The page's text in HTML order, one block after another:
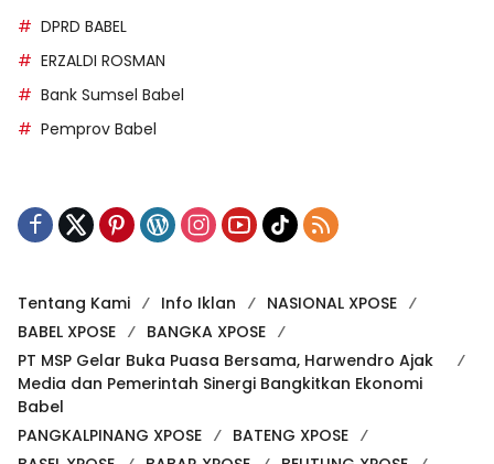
DPRD BABEL
ERZALDI ROSMAN
Bank Sumsel Babel
Pemprov Babel
Tentang Kami Info Iklan
NASIONAL XPOSE
BABEL XPOSE
BANGKA XPOSE
PT MSP Gelar Buka Puasa Bersama, Harwendro Ajak
Media dan Pemerintah Sinergi Bangkitkan Ekonomi
Babel
PANGKALPINANG XPOSE
BATENG XPOSE